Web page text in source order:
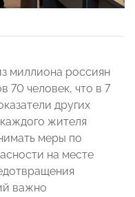
миллиона россиян
70 человек, что в 7
других
жителя
меры по
на месте
важно